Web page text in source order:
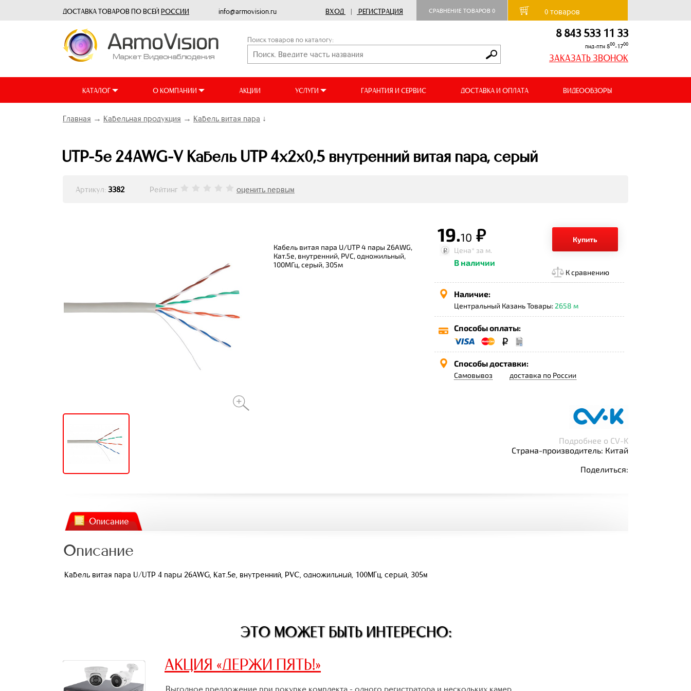
ДОСТАВКА ТОВАРОВ ПО ВСЕЙ РОССИИ info@armovision.ru ВХОД | РЕГИСТРАЦИЯ СРАВНЕНИЕ ТОВАРОВ 0 0товаров
Поиск товаров по каталогу: 8 843 533 11 33
пнд-птн 800-1700
ЗАКАЗАТЬ ЗВОНОК
КАТАЛОГ О КОМПАНИИ АКЦИИ УСЛУГИ ГАРАНТИЯ И СЕРВИС ДОСТАВКА И ОПЛАТА ВИДЕООБЗОРЫ
Главная → Кабельная продукция → Кабель витая пара ↓
UTP-5e 24AWG-V Кабель UTP 4х2х0,5 внутренний витая пара, серый
Артикул: 3382 Рейтинг оценить первым
Кабель витая пара U/UTP 4 пары 26AWG,
Кат.5e, внутренний, PVC, одножильный,
100МГц, серый, 305м
19.10 р.
Купить
Цена* за м.
В наличии
К сравнению
Наличие:
Центральный Казань Товары: 2658 м
Способы оплаты:
Способы доставки:
Самовывоз доставка по России
Подробнее о CV-K
Страна-производитель: Китай
Поделиться:
Описание
Описание
Кабель витая пара U/UTP 4 пары 26AWG, Кат.5e, внутренний, PVC, одножильный, 100МГц, серый, 305м
ЭТО МОЖЕТ БЫТЬ ИНТЕРЕСНО:
АКЦИЯ «ДЕРЖИ ПЯТЬ!»
Выгодное предложение при покупке комплекта - одного регистратора и нескольких камер